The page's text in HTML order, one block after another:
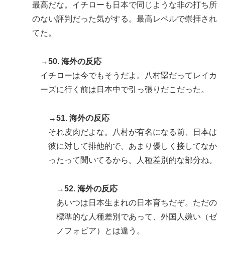
最高だな。イチローも日本で同じような非の打ち所
のない評判だった気がする。最高レベルで崇拝され
てた。
→50. 海外の反応
イチローは今でもそうだよ。八村塁だってレイカ
ーズに行く前は日本中で引っ張りだこだった。
→51. 海外の反応
それ皮肉だよな。八村が有名になる前、日本は
彼に対して排他的で、あまり優しく接してなか
ったって聞いてるから。人種差別的な部分ね。
→52. 海外の反応
あいつは日本生まれの日本育ちだぞ。ただの
標準的な人種差別であって、外国人嫌い（ゼ
ノフォビア）とは違う。